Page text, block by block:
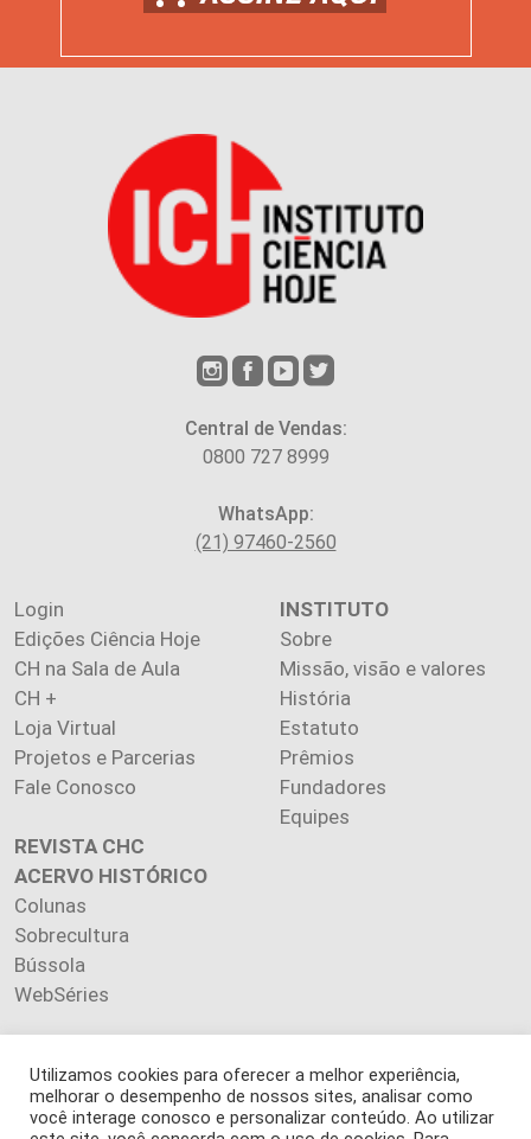
Central de Vendas:
0800 727 8999
WhatsApp:
(21) 97460-2560
Login
Edições Ciência Hoje
CH na Sala de Aula
CH +
Loja Virtual
Projetos e Parcerias
Fale Conosco
INSTITUTO
Sobre
Missão, visão e valores
História
Estatuto
Prêmios
Fundadores
Equipes
REVISTA CHC
ACERVO HISTÓRICO
Colunas
Sobrecultura
Bússola
WebSéries
Copyright 2026 INSTITUTO CIÊNCIA HOJE. Todos os direitos
Utilizamos cookies para oferecer a melhor experiência,
melhorar o desempenho de nossos sites, analisar como
você interage conosco e personalizar conteúdo. Ao utilizar